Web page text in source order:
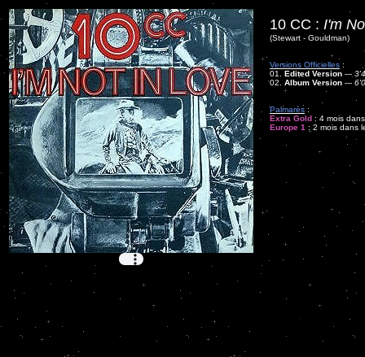
10 CC : I'm
(Stewart - Gouldman)
Versions Officielles :
01. Edited Version ---
02. Album Version ---
Palmarès :
Extra Gold : 4 mois
Europe 1 : 2 mois dans